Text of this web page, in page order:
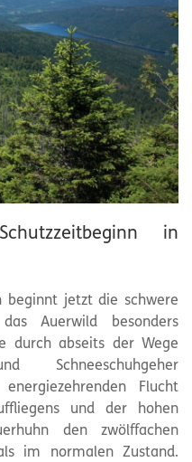
in
beginnt jetzt die schwere
Auerwild besonders
durch abseits der Wege
Schneeschuhgeher
Flucht
und der hohen
den zwölffachen
im normalen Zustand.